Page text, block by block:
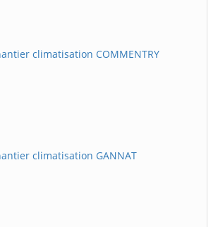
climatisation COMMENTRY
climatisation GANNAT